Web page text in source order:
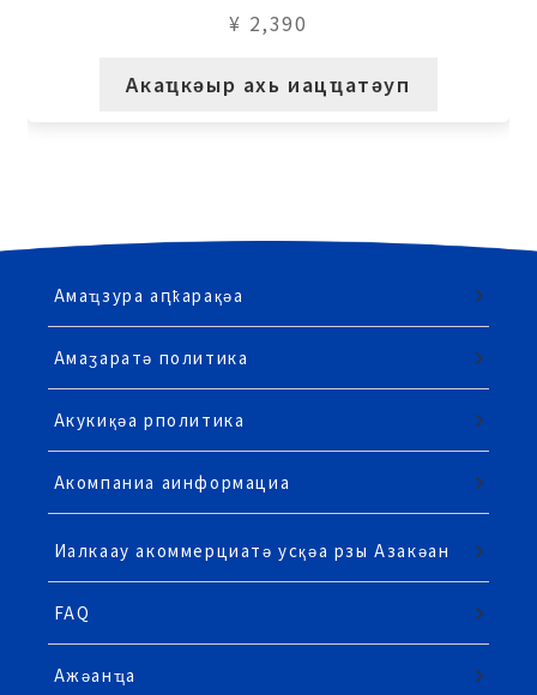
¥ 2,390
Акаҵкәыр ахь иацҵатәуп
Амаҵзура аԥҟарақәа
Амаӡаратә политика
Акукиқәа рполитика
Акомпаниа аинформациа
Иалкаау акоммерциатә усқәа рзы Азакәан
FAQ
Ажәанҵа